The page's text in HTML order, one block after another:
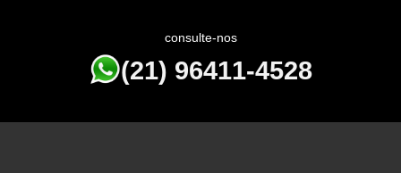
consulte-nos
(21) 96411-4528